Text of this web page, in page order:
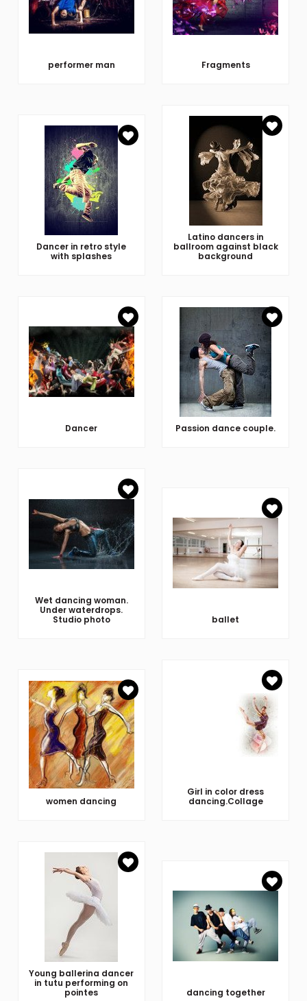
performer man Fragments
Dancer in retro style
with splashes
Latino dancers in
ballroom against black
background
Dancer Passion dance couple.
Wet dancing woman.
Under waterdrops.
Studio photo
ballet
women dancing
Girl in color dress
dancing.Collage
Young ballerina dancer
in tutu performing on
pointes
dancing together